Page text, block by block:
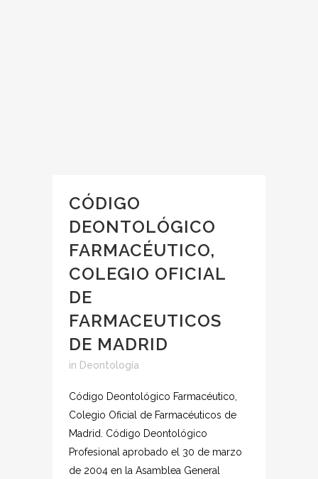
CÓDIGO
DEONTOLÓGICO
FARMACÉUTICO,
COLEGIO OFICIAL
DE
FARMACEUTICOS
DE MADRID
in Deontología
Código Deontológico Farmacéutico,
Colegio Oficial de Farmacéuticos de
Madrid. Código Deontológico
Profesional aprobado el 30 de marzo
de 2004 en la Asamblea General